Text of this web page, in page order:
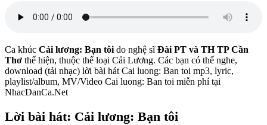
Ca khúc Cải lương: Bạn tôido nghệ sĩĐài PT và TH TP Cần
Thơ thể hiện, thuộc thể loại Cải Lương. Các bạn có thể nghe,
download (tải nhạc) lời bài hát Cai luong: Ban toi mp3, lyric,
playlist/album, MV/Video Cai luong: Ban toi miễn phí tại
NhacDanCa.Net
Lời bài hát: Cải lương: Bạn tôi